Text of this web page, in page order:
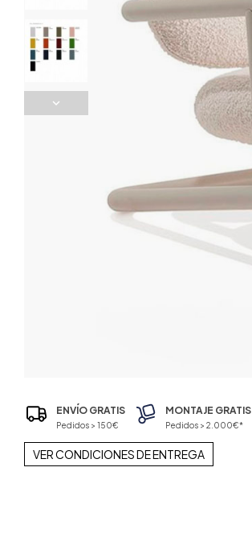
ENVÍO GRATIS
Pedidos > 150€
MONTAJE GRATIS
Pedidos > 2.000€*
VER CONDICIONES DE ENTREGA